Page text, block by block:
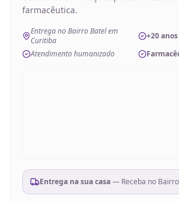
farmacêutica.
Entrega no Bairro Batel em
Curitiba
+20
Atendimento humanizado
Entrega na sua casa— Receba no